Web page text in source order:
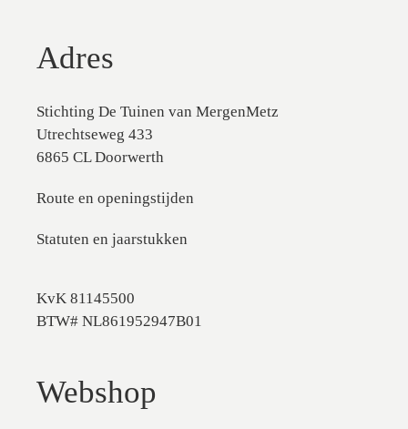
Adres
Stichting De Tuinen van MergenMetz
Utrechtseweg 433
6865 CL Doorwerth
Route en openingstijden
Statuten en jaarstukken
KvK 81145500
BTW# NL861952947B01
Webshop